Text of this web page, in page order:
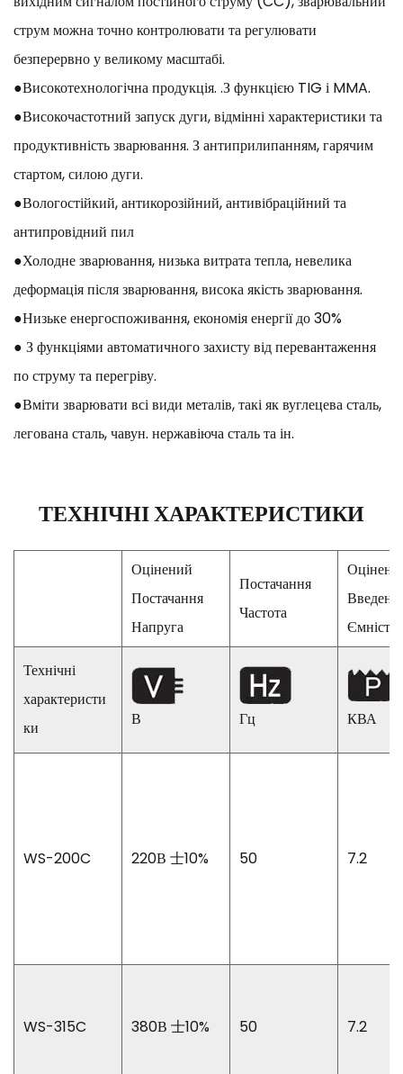
струм можна точно контролювати та регулювати
безперервно у великому масштабі.
●Високотехнологічна продукція. .З функцією TIG і MMA.
●Високочастотний запуск дуги, відмінні характеристики та
продуктивність зварювання. З антиприлипанням, гарячим
стартом, силою дуги.
●Вологостійкий, антикорозійний, антивібраційний та
антипровідний пил
●Холодне зварювання, низька витрата тепла, невелика
деформація після зварювання, висока якість зварювання.
●Низьке енергоспоживання, економія енергії до 30%
● З функціями автоматичного захисту від перевантаження
по струму та перегріву.
●Вміти зварювати всі види металів, такі як вуглецева сталь,
легована сталь, чавун. нержавіюча сталь та ін.
ТЕХНІЧНІ ХАРАКТЕРИСТИКИ
Оцінений
Постачання
Напруга
Постачання
Частота
Ємність
Технічні
характеристи
ки
В Гц КВА
WS-200C 220В 士10% 50 7.2
WS-315C 380В 士10% 50 7.2